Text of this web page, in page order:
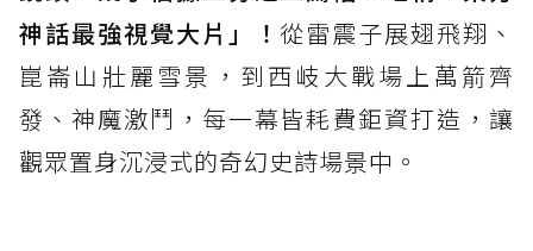
神話最強視覺大片」！ 從雷震子展翅飛翔、
崑崙山壯麗雪景，到西岐大戰場上萬箭齊
發、神魔激鬥，每一幕皆耗費鉅資打造，讓
觀眾置身沉浸式的奇幻史詩場景中。